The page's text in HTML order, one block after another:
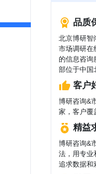
品质
北京博研智
市场调研在
的信息咨询
部位于中国
客户
博研咨询&
家，客户覆
精益
博研咨询&
法，用专业
追求数据和